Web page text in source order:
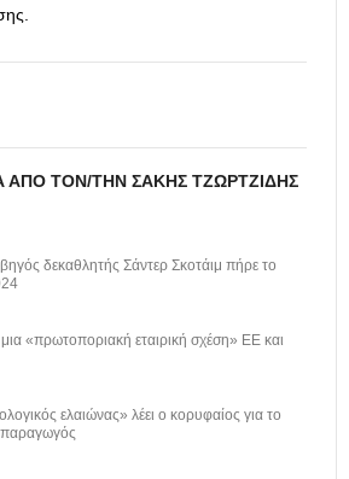
ΑΠΌ ΤΟΝ/ΤΗΝ ΣΆΚΗΣ ΤΖΩΡΤΖΊΔΗΣ
δεκαθλητής Σάντερ Σκοτάιμ πήρε το
«πρωτοποριακή εταιρική σχέση» ΕΕ και
ελαιώνας» λέει ο κορυφαίος για το